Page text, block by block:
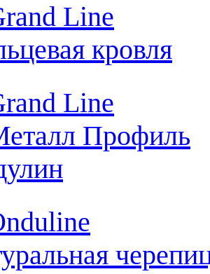
Line
кровля
Line
Профиль